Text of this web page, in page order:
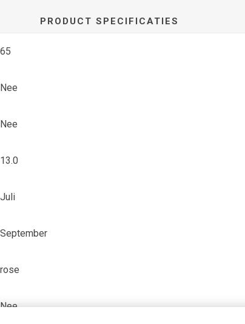
PRODUCT SPECIFICATIES
65
Nee
Nee
13.0
Juli
September
rose
Nee